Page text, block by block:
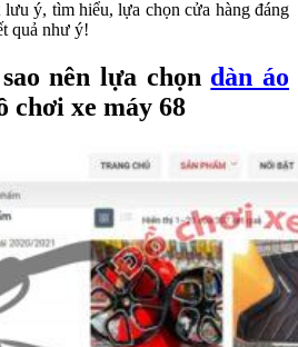
ý, tìm hiểu, lựa chọn cửa hàng đáng
quả như ý!
nên lựa chọn dàn áo
chơi xe máy 68